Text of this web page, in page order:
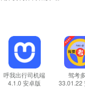
呼我出行司机端
4.1.0 安卓版
驾考
33.01.22